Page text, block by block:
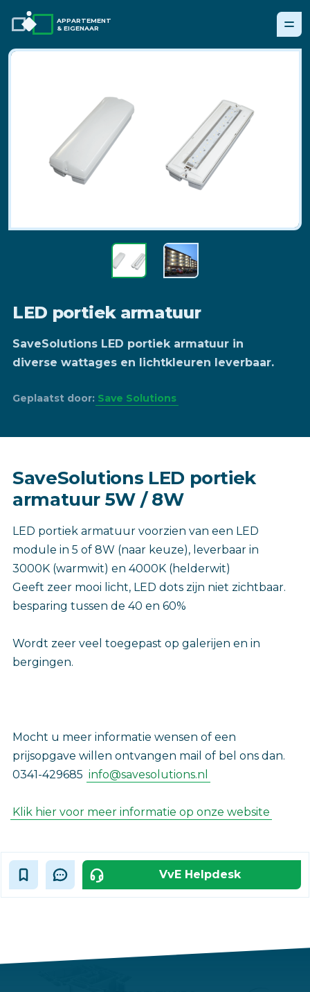
APPARTEMENT
& EIGENAAR
LED portiek armatuur
SaveSolutions LED portiek armatuur in
diverse wattages en lichtkleuren leverbaar.
Geplaatst door: Save Solutions
SaveSolutions LED portiek
armatuur 5W / 8W
LED portiek armatuur voorzien van een LED
module in 5 of 8W (naar keuze), leverbaar in
3000K (warmwit) en 4000K (helderwit)
Geeft zeer mooi licht, LED dots zijn niet zichtbaar.
besparing tussen de 40 en 60%
Wordt zeer veel toegepast op galerijen en in
bergingen.
Mocht u meer informatie wensen of een
prijsopgave willen ontvangen mail of bel ons dan.
0341-429685 info@savesolutions.nl
Klik hier voor meer informatie op onze website
VvE Helpdesk